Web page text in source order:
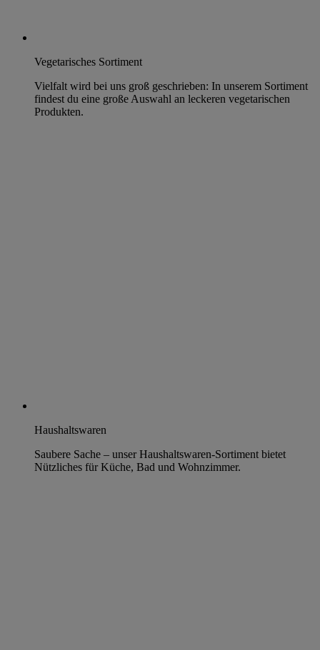
Vegetarisches Sortiment
Vielfalt wird bei uns groß geschrieben: In unserem Sortiment
findest du eine große Auswahl an leckeren vegetarischen
Produkten.
Haushaltswaren
Saubere Sache – unser Haushaltswaren-Sortiment bietet
Nützliches für Küche, Bad und Wohnzimmer.